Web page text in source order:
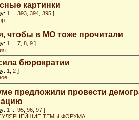
картинки
1 393 394 395 ]
чтобы в МО тоже прочитали
1 7 8 9 ]
бюрократии
1 2 ]
предложили провести
1 95 96 97 ]
ТЕМЫ ФОРУМА